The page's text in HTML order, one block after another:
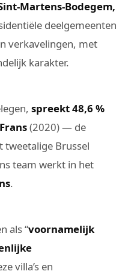
Martens-Bodegem,
deelgemeenten
verkavelingen, met
karakter.
spreekt 48,6 %
(2020) — de
tweetalige Brussel
team werkt in het
.
als “voornamelijk
villa’s en